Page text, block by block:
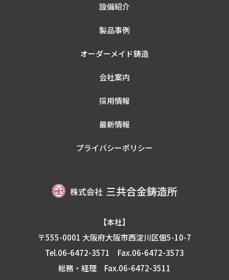
設備紹介
製品事例
オーダーメイド鋳造
会社案内
採用情報
最新情報
プライバシーポリシー
【本社】
〒555-0001 大阪府大阪市西淀川区佃5-10-7
Tel.06-6472-3571 Fax.06-6472-3573
総務・経理 Fax.06-6472-3511